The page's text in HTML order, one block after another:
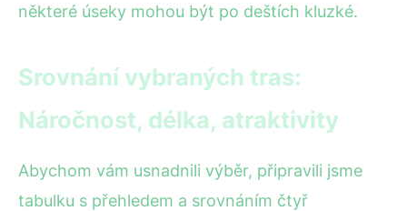
některé úseky mohou být po deštích kluzké.
Srovnání vybraných tras:
Náročnost, délka, atraktivity
Abychom vám usnadnili výběr, připravili jsme
tabulku s přehledem a srovnáním čtyř